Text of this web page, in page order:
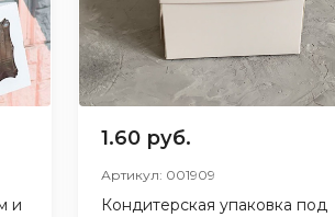
и
1.60 руб.
Артикул: 001909
Кондитерская упаковка под